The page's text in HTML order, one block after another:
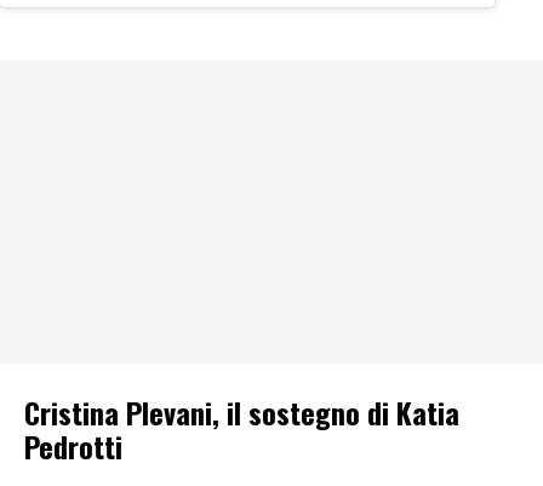
Cristina Plevani, il sostegno di Katia
Pedrotti